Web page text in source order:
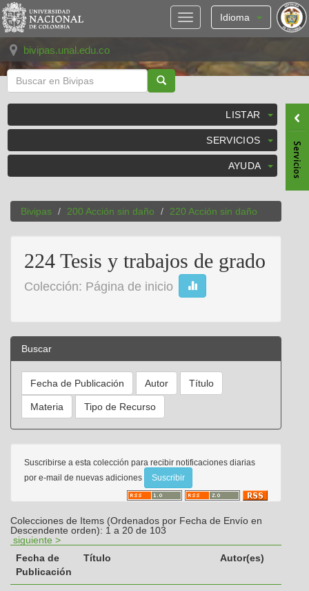
Skip
navigation
Idioma
bivipas.unal.edu.co
LISTAR
SERVICIOS
AYUDA
Bivipas 200 Acción sin daño 220 Acción sin daño
224 Tesis y trabajos de grado
Colección: Página de inicio
Buscar
Suscribirse a esta colección para recibir notificaciones diarias
por e-mail de nuevas adiciones
Colecciones de Items (Ordenados por Fecha de Envío en
Descendente orden): 1 a 20 de 103
siguiente >
Fecha de
Publicación
Título Autor(es)